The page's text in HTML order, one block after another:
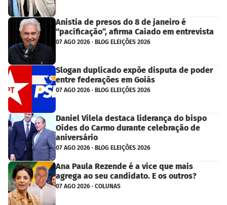
Anistia de presos do 8 de janeiro é
“pacificação”, afirma Caiado em entrevista
07 AGO 2026 · BLOG ELEIÇÕES 2026
Slogan duplicado expõe disputa de poder
entre federações em Goiás
07 AGO 2026 · BLOG ELEIÇÕES 2026
Daniel Vilela destaca liderança do bispo
Oídes do Carmo durante celebração de
aniversário
07 AGO 2026 · BLOG ELEIÇÕES 2026
Ana Paula Rezende é a vice que mais
agrega ao seu candidato. E os outros?
07 AGO 2026 · COLUNAS